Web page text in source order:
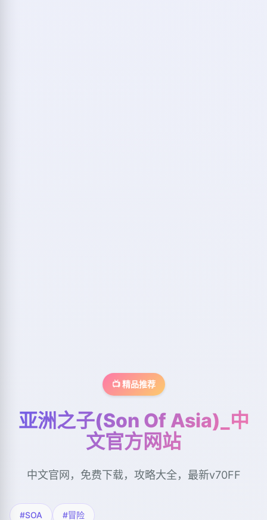
📺 精品推荐
亚洲之子(Son Of Asia)_中
文官方网站
中文官网，免费下载，攻略大全，最新v70FF
#SOA #冒险